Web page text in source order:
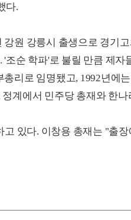
다.
원 강릉시 출생으로 경기
조순 학파'로 불릴 만큼 제자
리로 임명됐고, 1992년에
계에서 민주당 총재와 한
고 있다. 이창용 총재는 "출